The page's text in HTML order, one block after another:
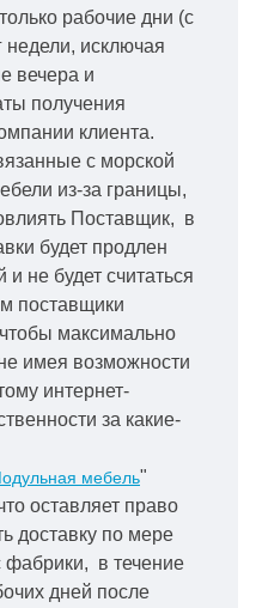
рабочие дни (с
недели, исключая
вечера и
получения
клиента.
с морской
из-за границы,
Поставщик, в
будет продлен
не будет считаться
поставщики
максимально
имея возможности
интернет-
за какие-
мебель"
оставляет право
доставку по мере
фабрики, в течение
дней после